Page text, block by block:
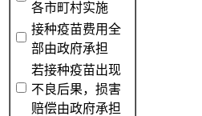
各市町村实施
接种疫苗费用全
部由政府承担
若接种疫苗出现
不良后果，损害
赔偿由政府承担